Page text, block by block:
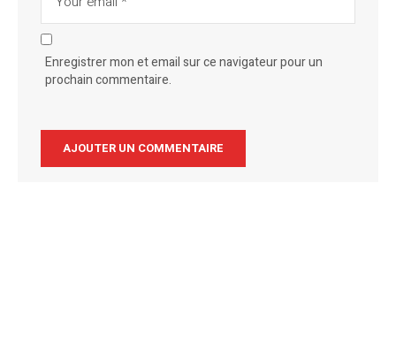
Enregistrer mon et email sur ce navigateur pour un
prochain commentaire.